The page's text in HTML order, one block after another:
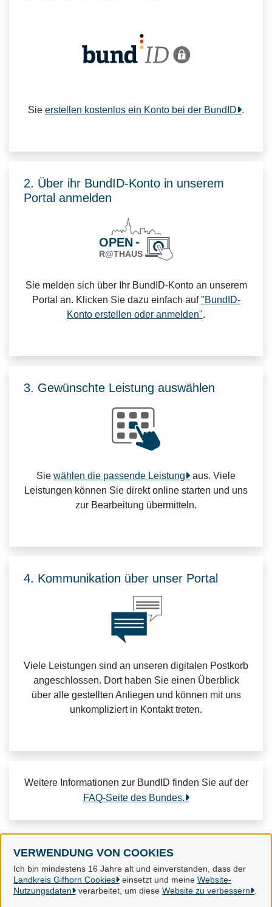
VERWENDUNG VON COOKIES
Ich bin mindestens 16 Jahre alt und einverstanden, dass der
Landkreis Gifhorn Cookies
einsetzt und meine Website-
Nutzungsdaten
verarbeitet, um diese Website zu verbessern
Sie erstellen kostenlos ein Konto bei der BundID .
2. Über ihr BundID-Konto in unserem
Portal anmelden
Sie melden sich über Ihr BundID-Konto an unserem
Portal an. Klicken Sie dazu einfach auf"BundID-
Konto erstellen oder anmelden".
3. Gewünschte Leistung auswählen
Sie wählen die passende Leistung
aus. Viele
Leistungen können Sie direkt online starten und uns
zur Bearbeitung übermitteln.
4. Kommunikation über unser Portal
Viele Leistungen sind an unseren digitalen Postkorb
angeschlossen. Dort haben Sie einen Überblick
über alle gestellten Anliegen und können mit uns
unkompliziert in Kontakt treten.
Weitere Informationen zur BundID finden Sie auf der
FAQ-Seite des Bundes.
Landkreis Gifhorn
Alle Rechte vorbehalten